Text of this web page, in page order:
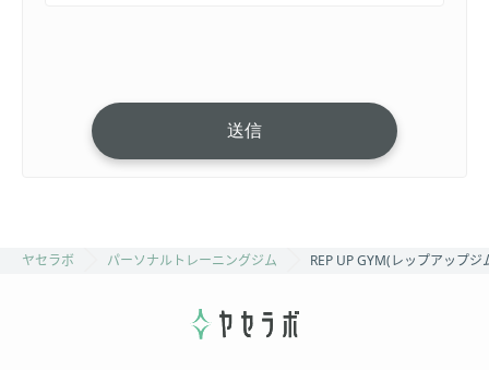
ヤセラボ パーソナルトレーニングジム REP UP GYM(レップアップジ